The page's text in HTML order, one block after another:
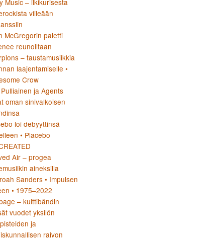
Music – ilkikurisesta
viileään
McGregorin paletti
reunoiltaan
– taustamusiikkia
laajentamiselle •
Crow
ja Agents
oman sinivalkoisen
loi debyyttinsä
• Placebo
Air – progea
aineksilla
Sanders • Impulsen
• 1975–2022
– kulttibändin
vuodet yksilön
ja
raivon